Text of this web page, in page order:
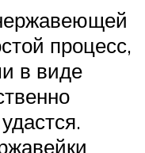
процесс,
в виде